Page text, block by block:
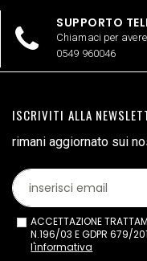
SUPPORTO
Chiamaci per
0549 960046
ISCRIVITI ALLA
rimani aggiornato sui
ACCETTAZIONE
N.196/03 E GDPR
l'informativa